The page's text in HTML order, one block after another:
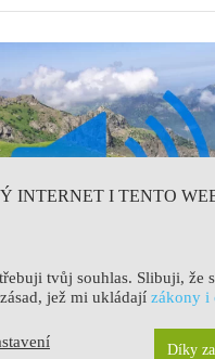
NA
INTERNET I TENTO
tvůj souhlas. Slibuji, že
jež mi ukládají zákony i
Díky